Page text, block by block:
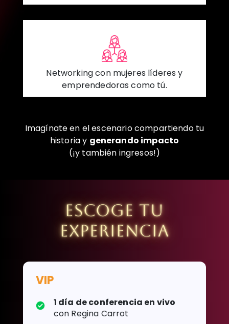
Networking con mujeres líderes y
emprendedoras como tú.
Imagínate en el escenario compartiendo tu
historia y generando impacto
(¡y también ingresos!)
ESCOGE TU
EXPERIENCIA
VIP
1 día de conferencia en vivo
con Regina Carrot